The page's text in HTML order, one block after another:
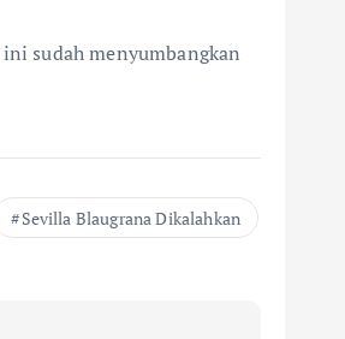
sudah menyumbangkan
Sevilla Blaugrana Dikalahkan